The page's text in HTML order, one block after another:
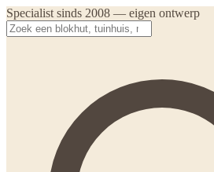
Specialist sinds 2008 — eigen ontwerp